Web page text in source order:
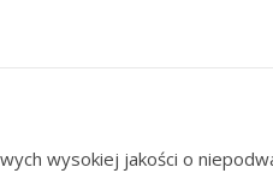
wysokiej jakości o